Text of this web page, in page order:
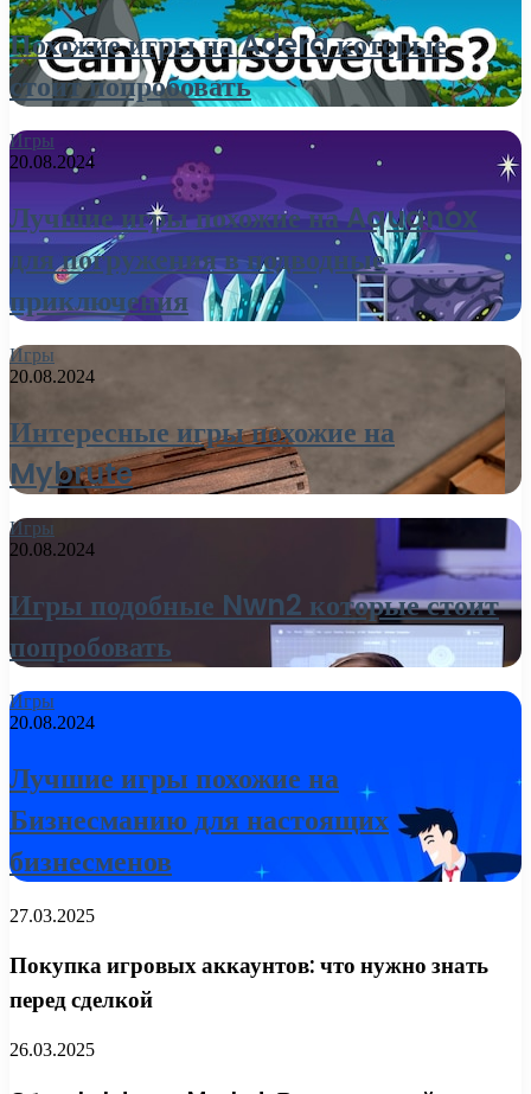
Похожие игры на Adera которые
стоит попробовать
Игры
20.08.2024
Лучшие игры похожие на Aquanox
для погружения в подводные
приключения
Игры
20.08.2024
Интересные игры похожие на
Mybrute
Игры
20.08.2024
Игры подобные Nwn2 которые стоит
попробовать
Игры
20.08.2024
Лучшие игры похожие на
Бизнесманию для настоящих
бизнесменов
27.03.2025
Покупка игровых аккаунтов: что нужно знать
перед сделкой
26.03.2025